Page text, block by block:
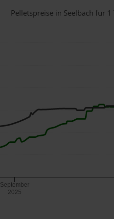
Pelletspreise in Seelbach für
September
2025